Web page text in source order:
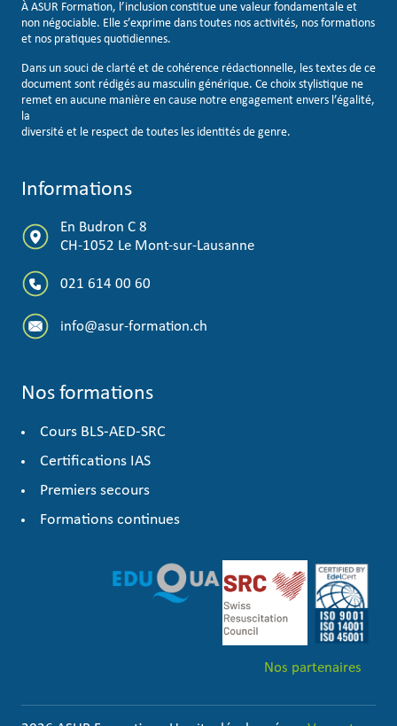
À ASUR Formation, l’inclusion constitue une valeur fondamentale et
non négociable. Elle s’exprime dans toutes nos activités, nos formations
et nos pratiques quotidiennes.
Dans un souci de clarté et de cohérence rédactionnelle, les textes de ce
document sont rédigés au masculin générique. Ce choix stylistique ne
remet en aucune manière en cause notre engagement envers l’égalité,
la
diversité et le respect de toutes les identités de genre.
Informations
En Budron C 8
CH-1052 Le Mont-sur-Lausanne
021 614 00 60
info@asur-formation.ch
Nos formations
Cours BLS-AED-SRC
Certifications IAS
Premiers secours
Formations continues
Nos partenaires